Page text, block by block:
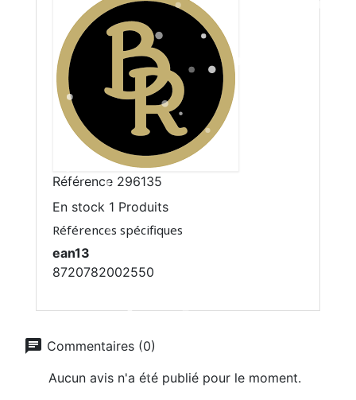
Référence 296135
En stock 1 Produits
Références spécifiques
ean13
8720782002550
chat Commentaires (0)
Aucun avis n'a été publié pour le moment.